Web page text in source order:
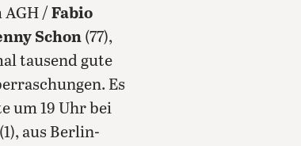
AGH / Fabio
Schon (77),
tausend gute
Es
um 19 Uhr bei
(1), aus Berlin-